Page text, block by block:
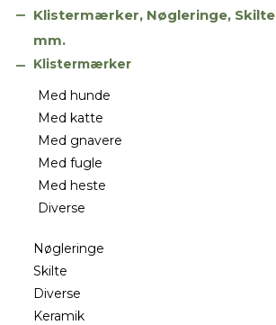
Klistermærker, Nøgleringe, Skilte
mm.
Klistermærker
Med hunde
Med katte
Med gnavere
Med fugle
Med heste
Diverse
Nøgleringe
Skilte
Diverse
Keramik